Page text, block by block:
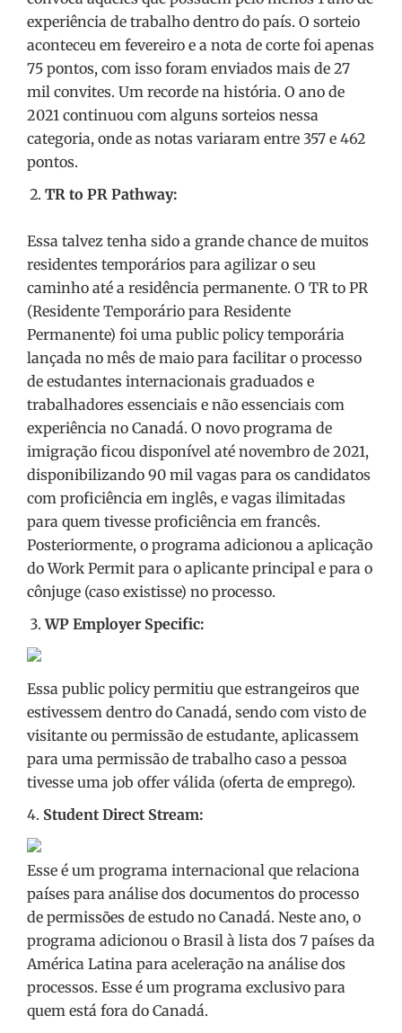
experiência de trabalho dentro do país. O sorteio
aconteceu em fevereiro e a nota de corte foi apenas
75 pontos, com isso foram enviados mais de 27
mil convites. Um recorde na história. O ano de
2021 continuou com alguns sorteios nessa
categoria, onde as notas variaram entre 357 e 462
pontos.
TR to PR Pathway:
Essa talvez tenha sido a grande chance de muitos
residentes temporários para agilizar o seu
caminho até a residência permanente. O TR to PR
(Residente Temporário para Residente
Permanente) foi uma public policy temporária
lançada no mês de maio para facilitar o processo
de estudantes internacionais graduados e
trabalhadores essenciais e não essenciais com
experiência no Canadá. O novo programa de
imigração ficou disponível até novembro de 2021,
disponibilizando 90 mil vagas para os candidatos
com proficiência em inglês, e vagas ilimitadas
para quem tivesse proficiência em francês.
Posteriormente, o programa adicionou a aplicação
do Work Permit para o aplicante principal e para o
cônjuge (caso existisse) no processo.
WP Employer Specific:
Essa public policy permitiu que estrangeiros que
estivessem dentro do Canadá, sendo com visto de
visitante ou permissão de estudante, aplicassem
para uma permissão de trabalho caso a pessoa
tivesse uma job offer válida (oferta de emprego).
4. Student Direct Stream:
Esse é um programa internacional que relaciona
países para análise dos documentos do processo
de permissões de estudo no Canadá. Neste ano, o
programa adicionou o Brasil à lista dos 7 países da
América Latina para aceleração na análise dos
processos. Esse é um programa exclusivo para
quem está fora do Canadá.